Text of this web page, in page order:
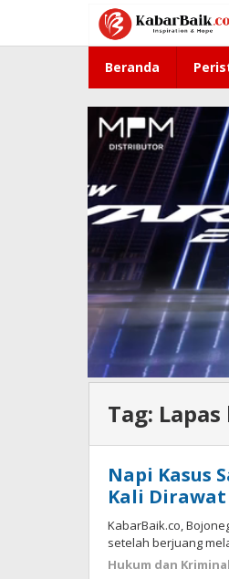
konten
Beranda
Tag:
Napi Kasus
Kali
KabarBaik.co,
setelah berjuang
Hukum dan Kriminal